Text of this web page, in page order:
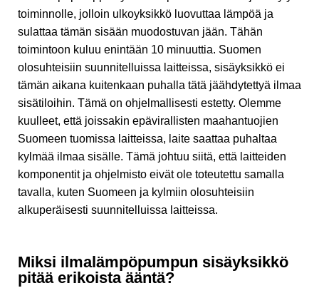
toiminnolle, jolloin ulkoyksikkö luovuttaa lämpöä ja
sulattaa tämän sisään muodostuvan jään. Tähän
toimintoon kuluu enintään 10 minuuttia. Suomen
olosuhteisiin suunnitelluissa laitteissa, sisäyksikkö ei
tämän aikana kuitenkaan puhalla tätä jäähdytettyä ilmaa
sisätiloihin. Tämä on ohjelmallisesti estetty. Olemme
kuulleet, että joissakin epävirallisten maahantuojien
Suomeen tuomissa laitteissa, laite saattaa puhaltaa
kylmää ilmaa sisälle. Tämä johtuu siitä, että laitteiden
komponentit ja ohjelmisto eivät ole toteutettu samalla
tavalla, kuten Suomeen ja kylmiin olosuhteisiin
alkuperäisesti suunnitelluissa laitteissa.
Miksi ilmalämpöpumpun sisäyksikkö
pitää erikoista ääntä?